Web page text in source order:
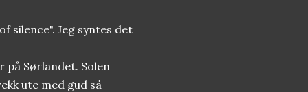
silence". Jeg syntes det
Sørlandet. Solen
ute med gud så